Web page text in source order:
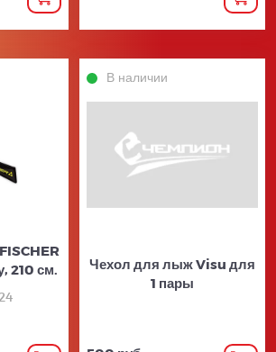
210 см.
В наличии
Чехол для лыж Visu для
1 пары